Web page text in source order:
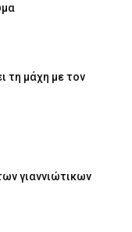
τη μάχη με τον
γιαννιώτικων